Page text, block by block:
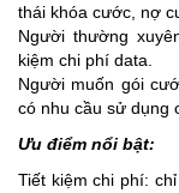
thái khóa cước, nợ
Người thường
kiệm chi phí data.
Người muốn gói
có nhu cầu sử dụng
Ưu điểm nổi bật:
Tiết kiệm chi phí: